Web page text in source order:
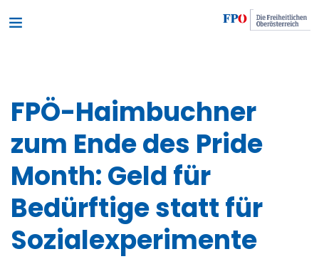
FPÖ-Haimbuchner
zum Ende des Pride
Month: Geld für
Bedürftige statt für
Sozialexperimente